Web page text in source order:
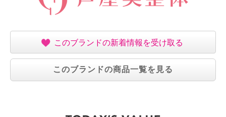
このブランドの新着情報を受け取る
このブランドの商品一覧を見る